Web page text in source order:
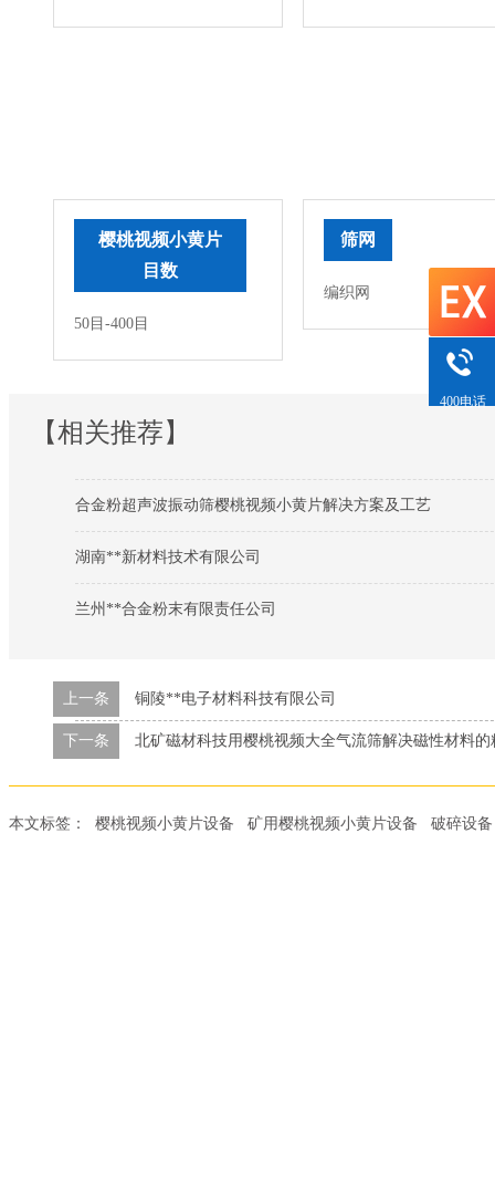
樱桃视频小黄片
目数
50目-400目
筛网
编织网
【相关推荐】
合金粉超声波振动筛樱桃视频小黄片解决方案及工艺
湖南**新材料技术有限公司
兰州**合金粉末有限责任公司
上一条 铜陵**电子材料科技有限公司
下一条 北矿磁材科技用樱桃视频大全气流筛解决磁性材料
本文标签： 樱桃视频小黄片设备 矿用樱桃视频小黄片设备 破碎设备
400电话